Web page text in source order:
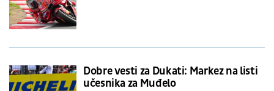
Dobre vesti za Dukati: Markez na listi
učesnika za Muđelo